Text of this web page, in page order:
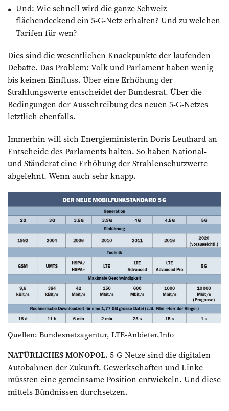
Und: Wie schnell wird die ganze Schweiz
flächendeckend ein 5-G-Netz erhalten? Und zu welchen
Tarifen für wen?
Dies sind die wesentlichen Knackpunkte der laufenden
Debatte. Das Problem: Volk und Parlament haben wenig
bis keinen Einfluss. Über eine Erhöhung der
Strahlungswerte entscheidet der Bundesrat. Über die
Bedingungen der Ausschreibung des neuen 5-G-Netzes
letztlich ebenfalls.
Immerhin will sich Energieministerin Doris Leuthard an
Entscheide des Parlaments halten. So haben National-
und Ständerat eine Erhöhung der Strahlenschutzwerte
abgelehnt. Wenn auch sehr knapp.
Quellen: Bundesnetzagentur, LTE-Anbieter.Info
NATÜRLICHES MONOPOL. 5-G-Netze sind die digitalen
Autobahnen der Zukunft. Gewerkschaften und Linke
müssten eine gemeinsame Position entwickeln. Und diese
mittels Bündnissen durch­setzen.